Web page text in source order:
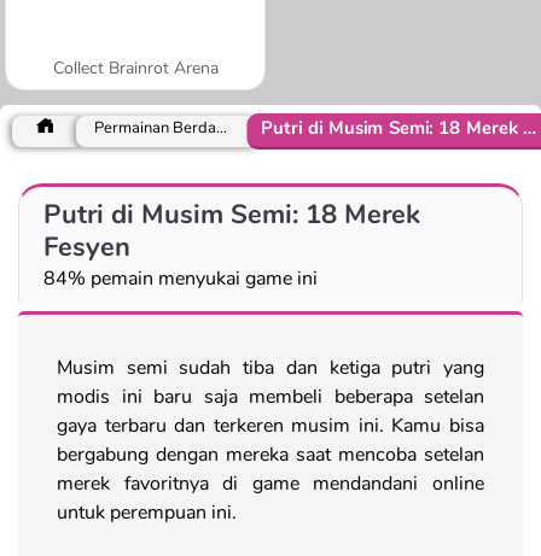
Collect Brainrot Arena
Permainan Berdandan Putri di Musim Semi: 18 Merek Fesyen
Putri di Musim Semi: 18 Merek
Fesyen
84% pemain menyukai game ini
Musim semi sudah tiba dan ketiga putri yang
modis ini baru saja membeli beberapa setelan
gaya terbaru dan terkeren musim ini. Kamu bisa
bergabung dengan mereka saat mencoba setelan
merek favoritnya di game mendandani online
untuk perempuan ini.